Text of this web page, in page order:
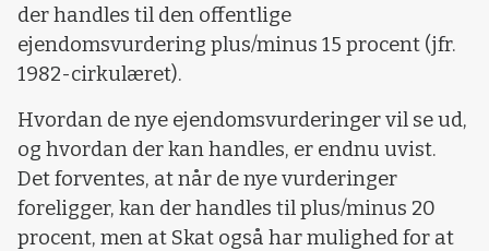
der handles til den offentlige
ejendomsvurdering plus/minus 15 procent (jfr.
1982-cirkulæret).
Hvordan de nye ejendomsvurderinger vil se ud,
og hvordan der kan handles, er endnu uvist.
Det forventes, at når de nye vurderinger
foreligger, kan der handles til plus/minus 20
procent, men at Skat også har mulighed for at